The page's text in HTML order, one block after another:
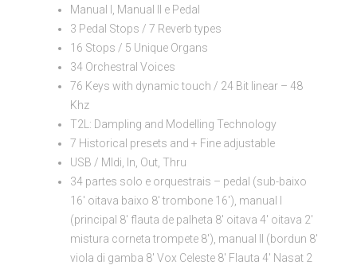
Manual I, Manual II e Pedal
3 Pedal Stops / 7 Reverb types
16 Stops / 5 Unique Organs
34 Orchestral Voices
76 Keys with dynamic touch / 24 Bit linear – 48
Khz
T2L: Dampling and Modelling Technology
7 Historical presets and + Fine adjustable
USB / MIdi, In, Out, Thru
34 partes solo e orquestrais – pedal (sub-baixo
16′ oitava baixo 8′ trombone 16′), manual I
(principal 8′ flauta de palheta 8′ oitava 4′ oitava 2′
mistura corneta trompete 8′), manual II (bordun 8′
viola di gamba 8′ Vox Celeste 8′ Flauta 4′ Nasat 2